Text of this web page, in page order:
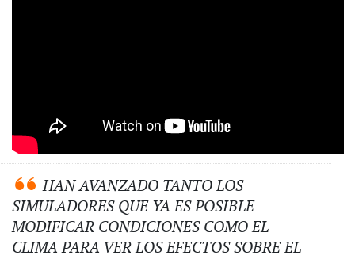
HAN AVANZADO TANTO LOS
SIMULADORES QUE YA ES POSIBLE
MODIFICAR CONDICIONES COMO EL
CLIMA PARA VER LOS EFECTOS SOBRE EL